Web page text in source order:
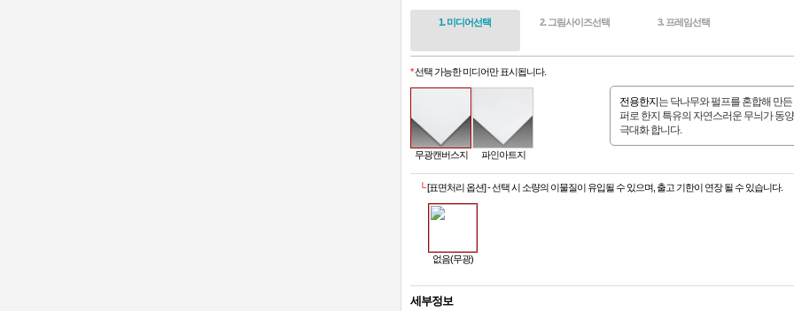
1. 미디어선택 2. 그림사이즈선택 3. 프레임선택
*선택 가능한 미디어만 표시됩니다.
무광캔버스지 파인아트지
└[표면처리 옵션] - 선택 시 소량의 이물질이 유입될 수 있으며, 출고 기한이 연장 될 수 있습니다.
없음(무광)
전용한지 는 닥나무와 펄프를 혼합해 만
퍼로 한지 특유의 자연스러운 무늬가 동
극대화 합니다.
세부정보